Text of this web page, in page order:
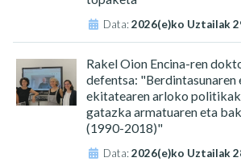
Data:2026(e)ko Uztailak
Rakel Oion Encina-ren
defentsa: "Berdintasunaren
ekitatearen arloko
gatazka armatuaren eta
(1990-2018)"
Data:2026(e)ko Uztailak